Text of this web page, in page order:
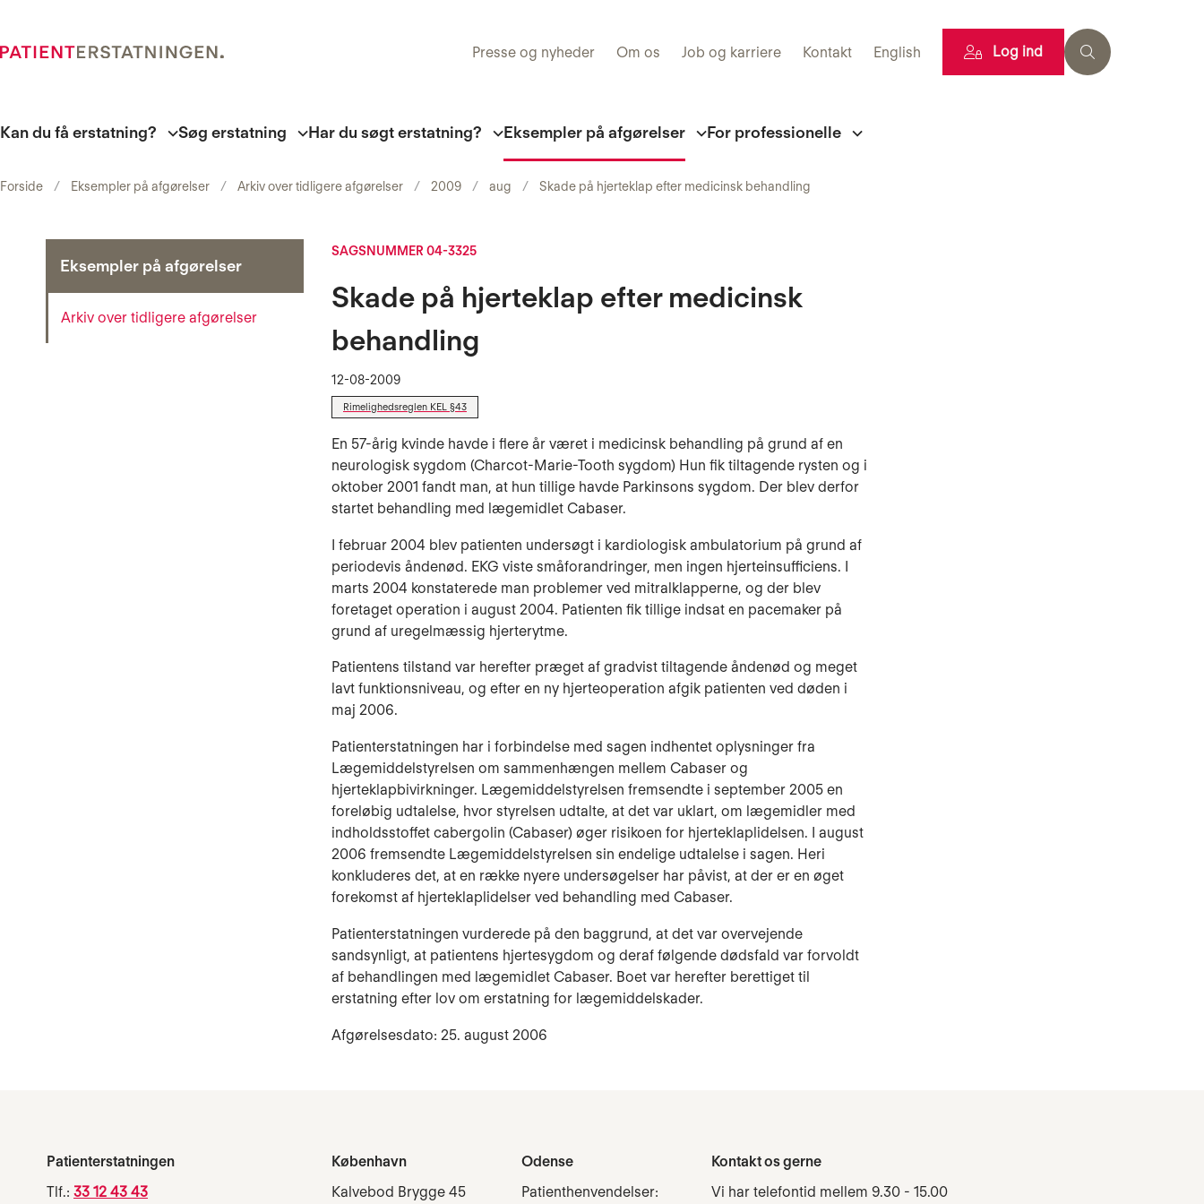
Presse og nyheder Om os Job og karriere Kontakt English Log ind
Kan du få erstatning? Søg erstatning Har du søgt erstatning? Eksempler på afgørelser For professionelle
Forside Eksempler på afgørelser Arkiv over tidligere afgørelser 2009 aug Skade på hjerteklap efter medicinsk behandling
Eksempler på afgørelser
Arkiv over tidligere afgørelser
SAGSNUMMER 04-3325
Skade på hjerteklap efter medicinsk
behandling
12-08-2009
Rimelighedsreglen KEL §43
En 57-årig kvinde havde i flere år været i medicinsk behandling på grund af en
neurologisk sygdom (Charcot-Marie-Tooth sygdom) Hun fik tiltagende rysten og i
oktober 2001 fandt man, at hun tillige havde Parkinsons sygdom. Der blev derfor
startet behandling med lægemidlet Cabaser.
I februar 2004 blev patienten undersøgt i kardiologisk ambulatorium på grund af
periodevis åndenød. EKG viste småforandringer, men ingen hjerteinsufficiens. I
marts 2004 konstaterede man problemer ved mitralklapperne, og der blev
foretaget operation i august 2004. Patienten fik tillige indsat en pacemaker på
grund af uregelmæssig hjerterytme.
Patientens tilstand var herefter præget af gradvist tiltagende åndenød og meget
lavt funktionsniveau, og efter en ny hjerteoperation afgik patienten ved døden i
maj 2006.
Patienterstatningen har i forbindelse med sagen indhentet oplysninger fra
Lægemiddelstyrelsen om sammenhængen mellem Cabaser og
hjerteklapbivirkninger. Lægemiddelstyrelsen fremsendte i september 2005 en
foreløbig udtalelse, hvor styrelsen udtalte, at det var uklart, om lægemidler med
indholdsstoffet cabergolin (Cabaser) øger risikoen for hjerteklaplidelsen. I august
2006 fremsendte Lægemiddelstyrelsen sin endelige udtalelse i sagen. Heri
konkluderes det, at en række nyere undersøgelser har påvist, at der er en øget
forekomst af hjerteklaplidelser ved behandling med Cabaser.
Patienterstatningen vurderede på den baggrund, at det var overvejende
sandsynligt, at patientens hjertesygdom og deraf følgende dødsfald var forvoldt
af behandlingen med lægemidlet Cabaser. Boet var herefter berettiget til
erstatning efter lov om erstatning for lægemiddelskader.
Afgørelsesdato: 25. august 2006
Patienterstatningen
Tlf.: 33 12 43 43
København
Kalvebod Brygge 45
Odense
Patienthenvendelser:
Kontakt os gerne
Vi har telefontid mellem 9.30 - 15.00